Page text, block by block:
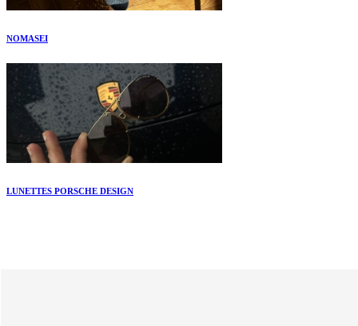
NOMASEI
LUNETTES PORSCHE DESIGN